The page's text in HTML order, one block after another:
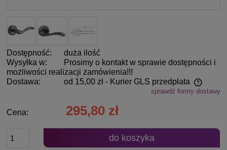
Dostępność:
duża ilość
Wysyłka w:
Prosimy o kontakt w sprawie dostępności i
możliwości realizacji zamówienia!!!
Dostawa:
od 15,00 zł - Kurier GLS przedpłata
Cena nie zawiera ewentualnych kosztów płatnościsprawdź formy dostawy
Cena: 295,80 zł
do koszyka